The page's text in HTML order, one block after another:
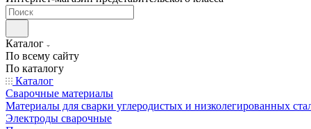
Каталог
По всему сайту
По каталогу
Каталог
Сварочные материалы
Материалы для сварки углеродистых и низколегированных
Электроды сварочные